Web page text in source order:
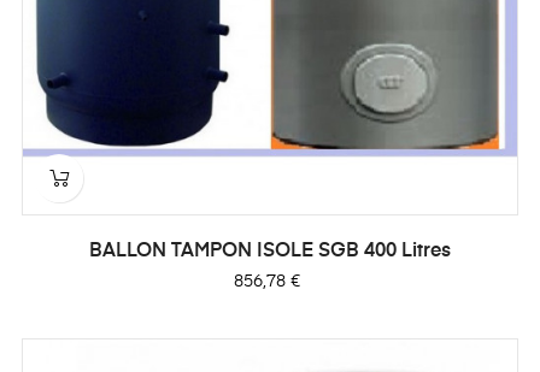
BALLON TAMPON ISOLE SGB 400 Litres
Prix
856,78 €